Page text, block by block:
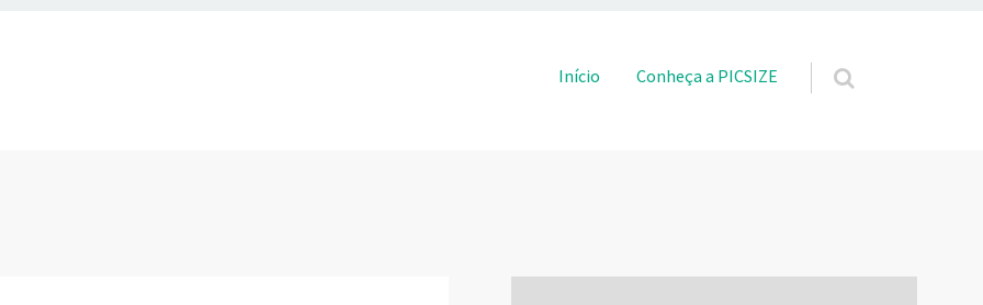
Pular para o conteúdo
Início Conheça a PICSIZE